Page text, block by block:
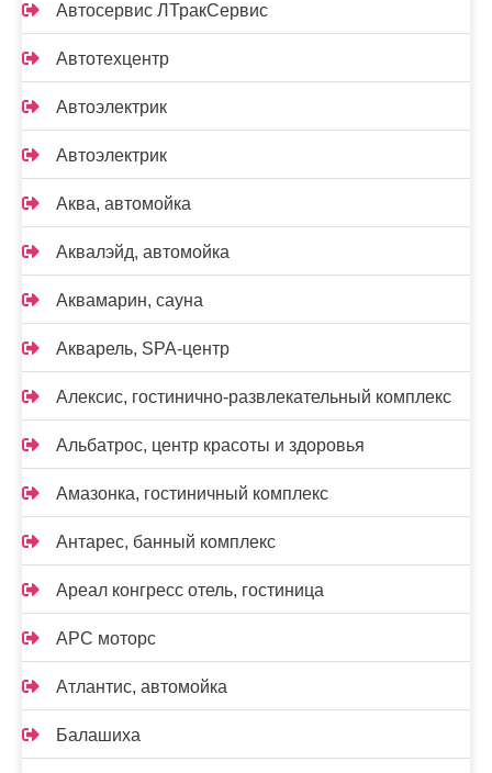
Автосервис ЛТракСервис
Автотехцентр
Автоэлектрик
Автоэлектрик
Аква, автомойка
Аквалэйд, автомойка
Аквамарин, сауна
Акварель, SPA-центр
Алексис, гостинично-развлекательный комплекс
Альбатрос, центр красоты и здоровья
Амазонка, гостиничный комплекс
Антарес, банный комплекс
Ареал конгресс отель, гостиница
АРС моторс
Атлантис, автомойка
Балашиха